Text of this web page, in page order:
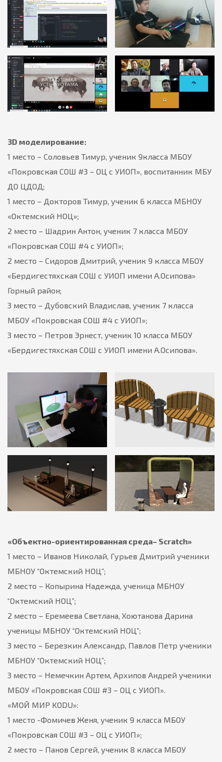
3D моделирование:
1 место – Соловьев Тимур, ученик 9класса МБОУ
«Покровская СОШ #3 – ОЦ с УИОП», воспитанник МБУ
ДО ЦДОД;
1 место – Докторов Тимур, ученик 6 класса МБНОУ
«Октемский НОЦ»;
2 место – Шадрин Антон, ученик 7 класса МБОУ
«Покровская СОШ #4 с УИОП»;
2 место – Сидоров Дмитрий, ученик 9 класса МБОУ
«Бердигестяхская СОШ с УИОП имени А.Осипова»
Горный район;
3 место – Дубовский Владислав, ученик 7 класса
МБОУ «Покровская СОШ #4 с УИОП»;
3 место – Петров Эрнест, ученик 10 класса МБОУ
«Бердигестяхская СОШ с УИОП имени А.Осипова».
«Объектно-ориентированная среда– Scratch»
1 место – Иванов Николай, Гурьев Дмитрий ученики
МБНОУ “Октемский НОЦ”;
2 место – Копырина Надежда, ученица МБНОУ
“Октемский НОЦ”;
2 место – Еремеева Светлана, Хоютанова Дарина
ученицы МБНОУ “Октемский НОЦ”;
3 место – Березкин Александр, Павлов Петр ученики
МБНОУ “Октемский НОЦ”;
3 место – Немечкин Артем, Архипов Андрей ученики
МБОУ «Покровская СОШ #3 – ОЦ с УИОП».
«МОЙ МИР KODU»:
1 место -Фомичев Женя, ученик 9 класса МБОУ
«Покровская СОШ #3 – ОЦ с УИОП»;
2 место – Панов Сергей, ученик 8 класса МБОУ